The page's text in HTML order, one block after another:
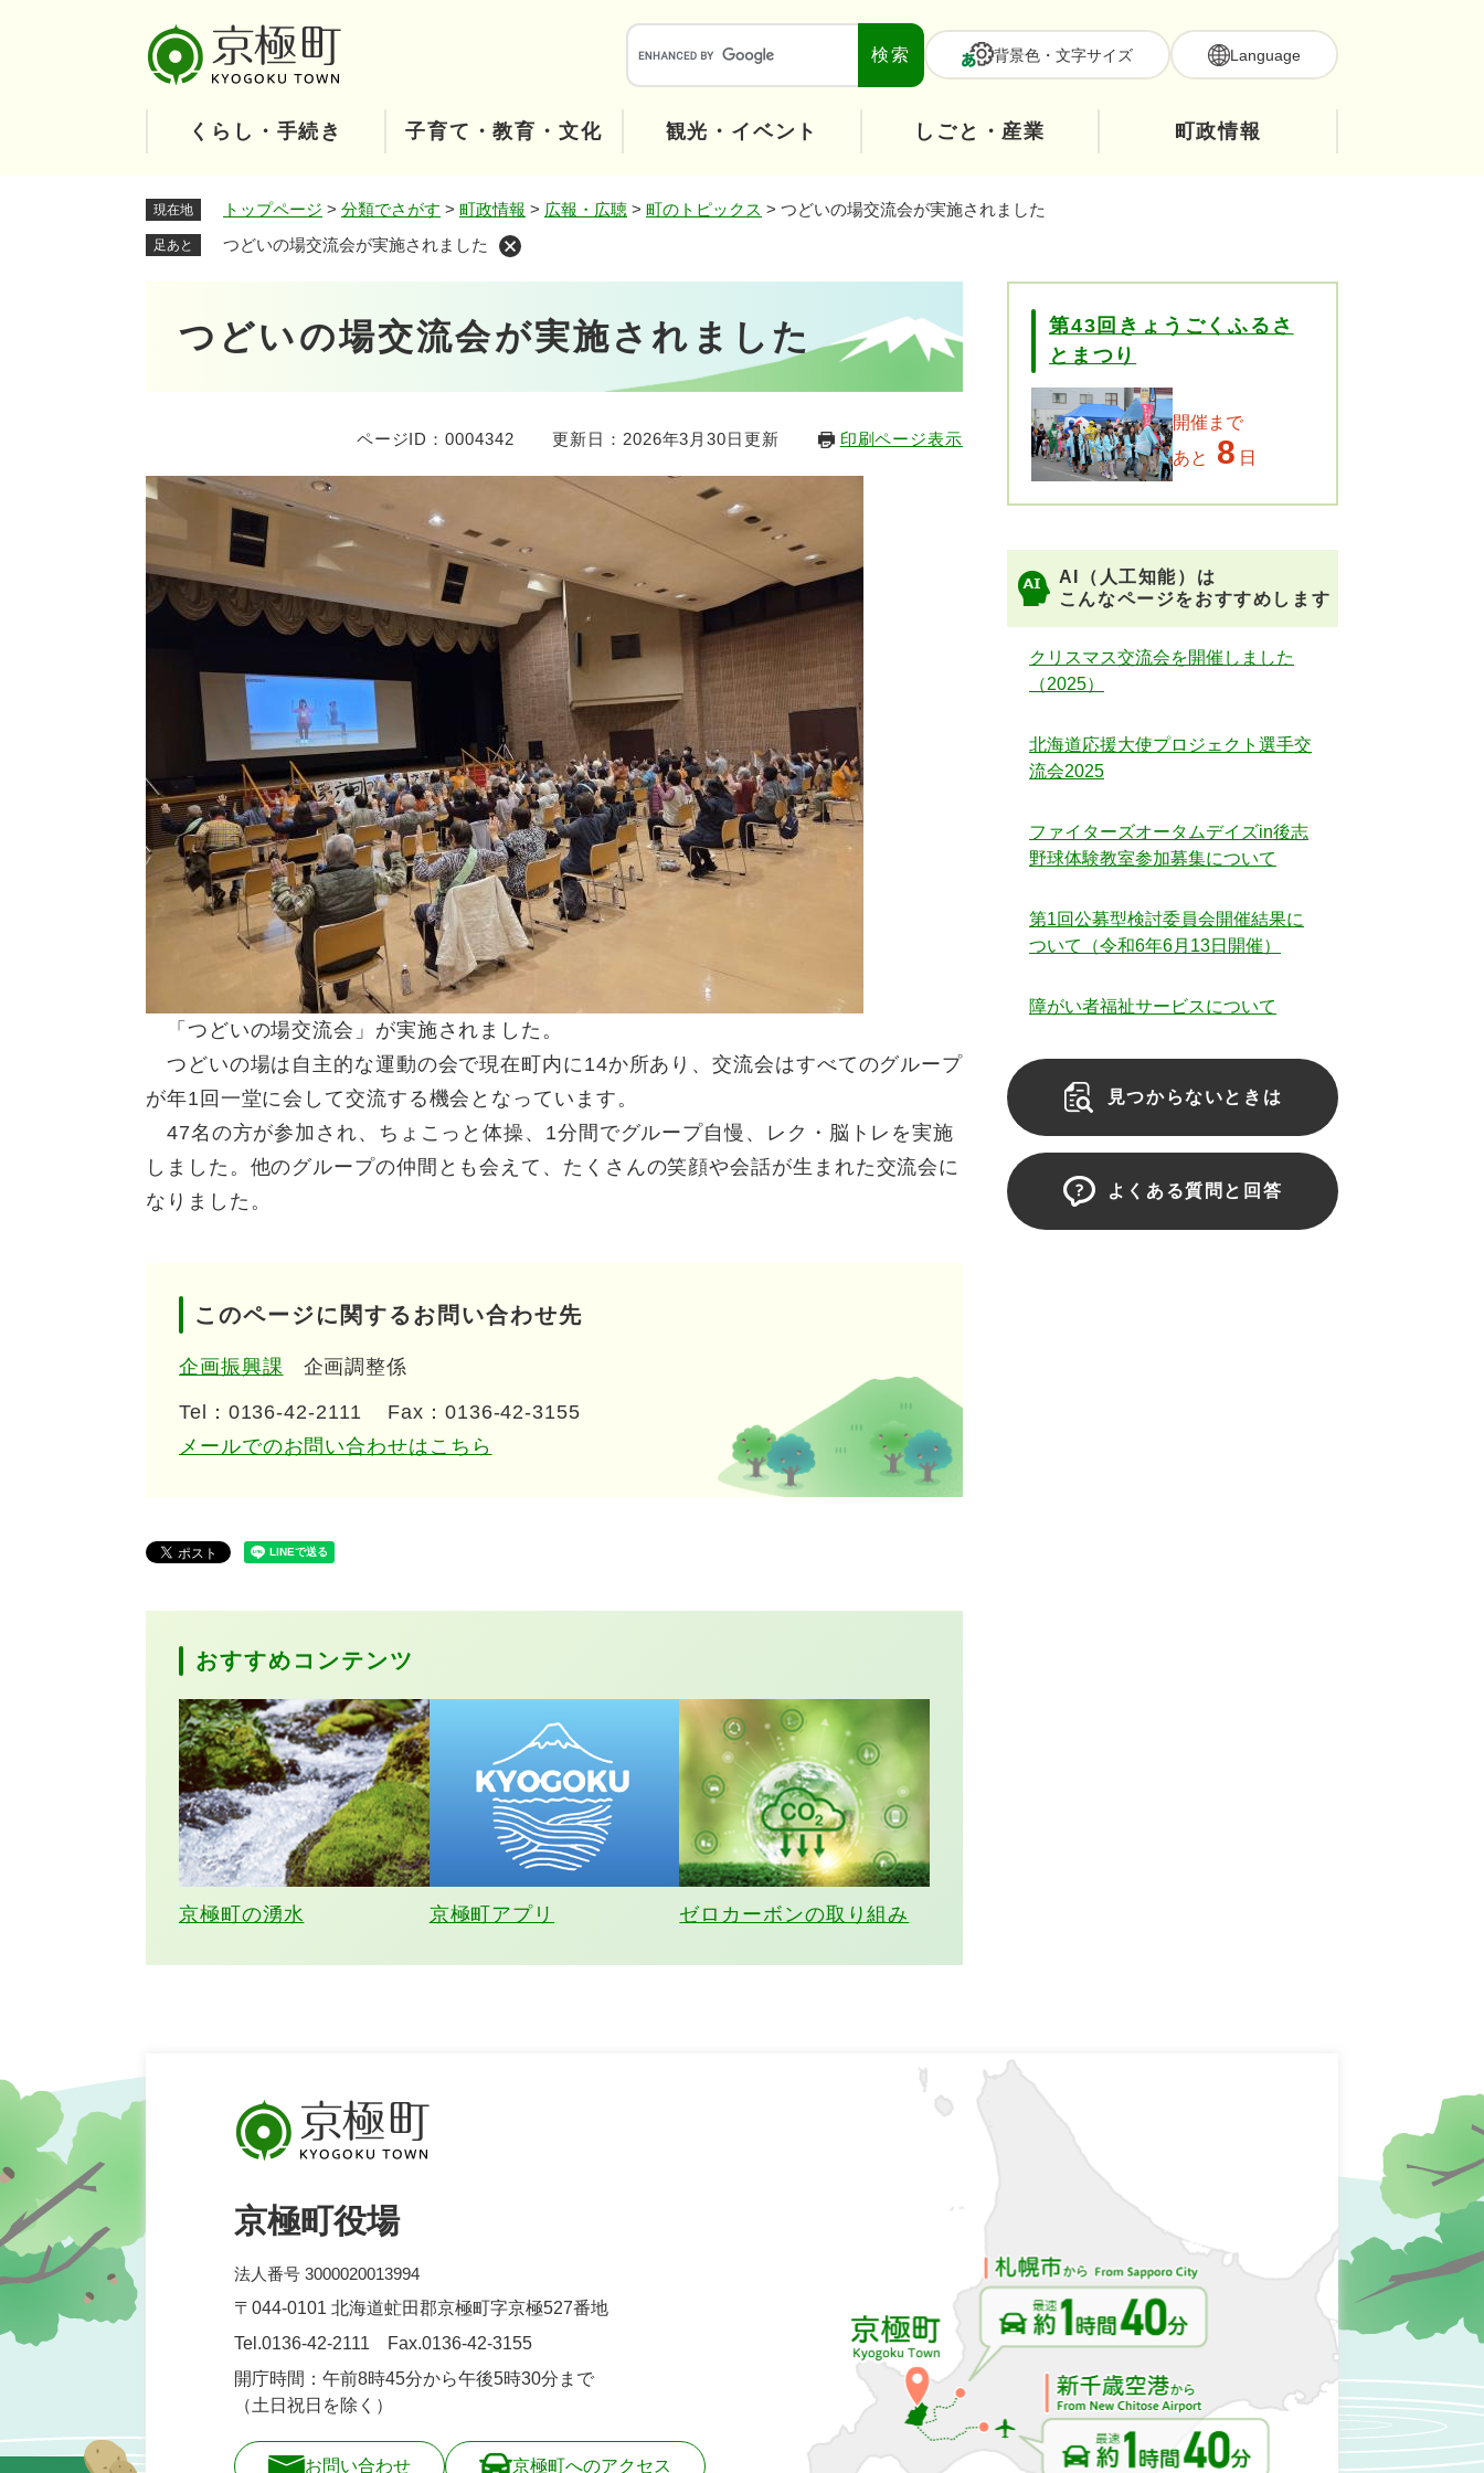
本
へ
背景色・文字サイズ Language
くらし・手続き 子育て・教育・文化 観光・イベント しごと・産業 町政情報
現在地 トップページ > 分類でさがす > 町政情報 > 広報・広聴 > 町のトピックス > つどいの場交流会が実施されました
足あと つどいの場交流会が実施されました
つどいの場交流会が実施されました
ページID：0004342 更新日：2026年3月30日更新 印刷ページ表示
「つどいの場交流会」が実施されました。
つどいの場は自主的な運動の会で現在町内に14か所あり、交流会はすべてのグループ
が年1回一堂に会して交流する機会となっています。
47名の方が参加され、ちょこっと体操、1分間でグループ自慢、レク・脳トレを実施
しました。他のグループの仲間とも会えて、たくさんの笑顔や会話が生まれた交流会に
なりました。
このページに関するお問い合わせ先
企画振興課 企画調整係
Tel：0136-42-2111
Fax：0136-42-3155
メールでのお問い合わせはこちら
おすすめコンテンツ
京極町の湧水 京極町アプリ ゼロカーボンの取り組み
第43回きょうごくふるさ
とまつり
開催まで
あと
8 日
AI（人工知能）は
こんなページをおすすめします
クリスマス交流会を開催しました
（2025）
北海道応援大使プロジェクト選手交
流会2025
ファイターズオータムデイズin後志
野球体験教室参加募集について
第1回公募型検討委員会開催結果に
ついて（令和6年6月13日開催）
障がい者福祉サービスについて
見つからないときは
よくある質問と回答
京極町役場
法人番号 3000020013994
〒044-0101 北海道虻田郡京極町字京極527番地
Tel.0136-42-2111 Fax.0136-42-3155
開庁時間：午前8時45分から午後5時30分まで
（土日祝日を除く）
お問い合わせ 京極町へのアクセス